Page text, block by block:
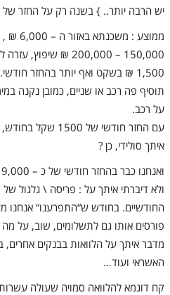
יש הרבה יותר.. } בשנה רק על החזר של
ממוצע
150,000 – 200,000 ₪
1,500 ₪ בשקט ואף יותר בהחזר חודשי.
תוסיף פה רכב או שניים, כמובן נקנה
על רכב.
עם החזר חודשי של
איתך סולידי, כן ?
ואנחנו כבר בהחזר חודשי של כ – 9,000 ₪
ולא דיברתי איתך על : פריסה \ גלגול של
החודשיים. בחודש ש“התפרענו“ אנחנו
פורסים אותו גם לתשלומים, שוב, על
מדבר איתך על הלוואות בבנקים אחרים,
האשראי ועוד…
קח דוגמא להלוואה סמויה שעולה עשרות